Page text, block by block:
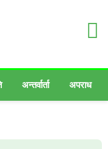
अन्तर्वार्ता अपराध